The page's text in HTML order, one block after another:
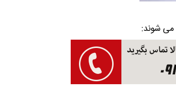
می شوند: